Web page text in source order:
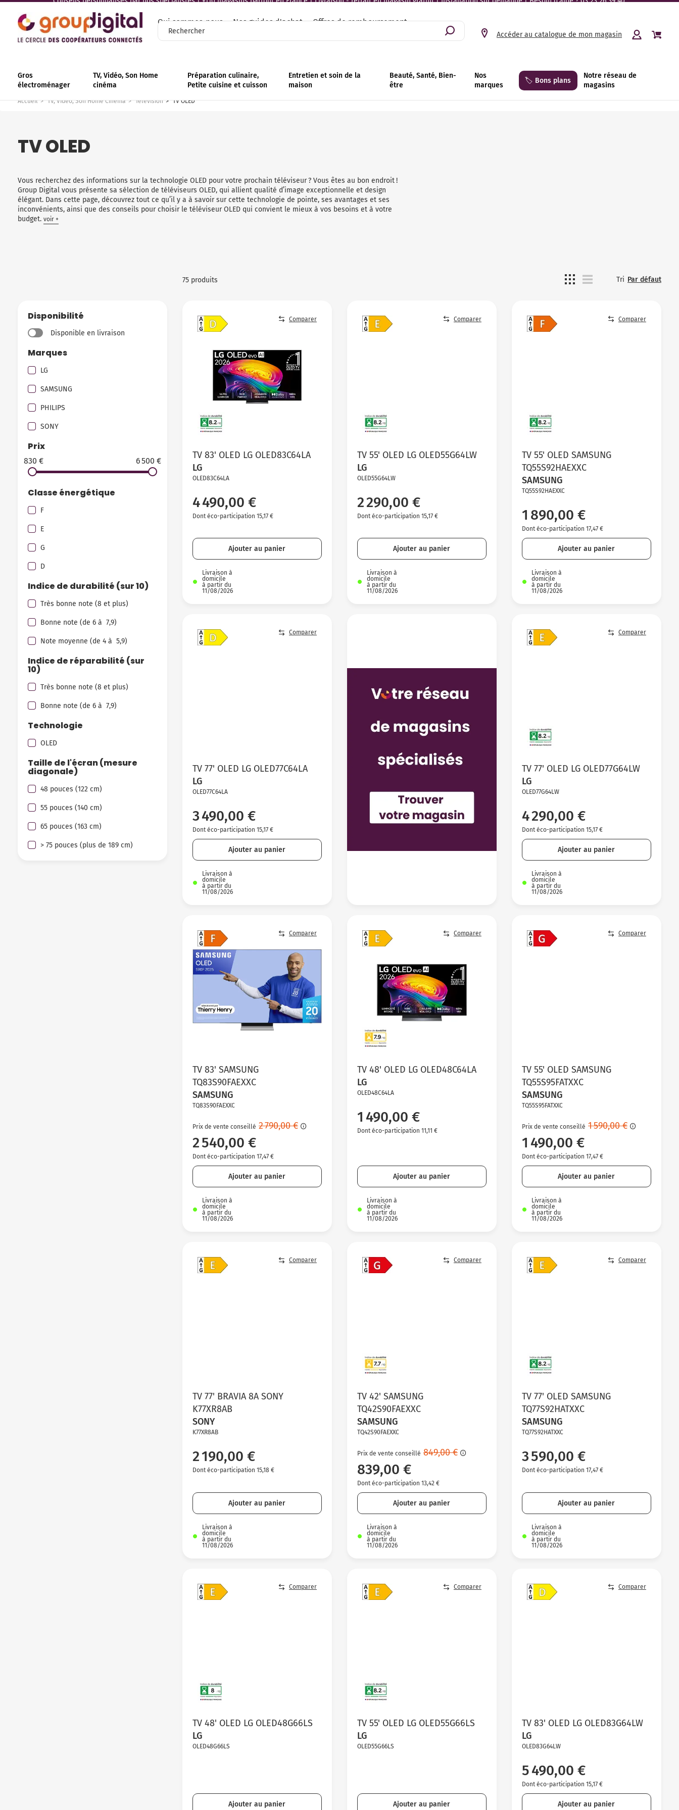
Qui sommes-nous Nos guides d'achat Offres de remboursement
Accéder au catalogue de mon magasin
Gros
électroménager
TV, Vidéo, Son Home
cinéma
Préparation culinaire,
Petite cuisine et cuisson
Entretien et soin de la
maison
Beauté, Santé, Bien-
être
Nos
marques
🏷️ Bons plans
Notre réseau de
magasins
Accueil TV, Vidéo, Son Home Cinéma Télévision TV OLED
TV OLED
Vous recherchez des informations sur la technologie OLED pour votre prochain téléviseur ? Vous êtes au bon endroit !
Group Digital vous présente sa sélection de téléviseurs OLED, qui allient qualité d’image exceptionnelle et design
élégant. Dans cette page, découvrez tout ce qu’il y a à savoir sur cette technologie de pointe, ses avantages et ses
inconvénients, ainsi que des conseils pour choisir le téléviseur OLED qui convient le mieux à vos besoins et à votre
budget. voir +
Disponibilité
Disponible en livraison
Marques
LG
SAMSUNG
PHILIPS
SONY
Prix
830 € 6 500 €
Classe énergétique
F
E
G
D
Indice de durabilité (sur 10)
Très bonne note (8 et plus)
Bonne note (de 6 à 7,9)
Note moyenne (de 4 à 5,9)
Indice de réparabilité (sur
10)
Très bonne note (8 et plus)
Bonne note (de 6 à 7,9)
Technologie
OLED
Taille de l'écran (mesure
diagonale)
48 pouces (122 cm)
55 pouces (140 cm)
65 pouces (163 cm)
> 75 pouces (plus de 189 cm)
75 produits Tri Par défaut
Comparer
TV 83' OLED LG OLED83C64LA
LG
OLED83C64LA
4 490,00 €
Dont éco-participation 15,17 €
Ajouter au panier
Livraison à
domicile
à partir du
11/08/2026
Comparer
TV 55' OLED LG OLED55G64LW
LG
OLED55G64LW
2 290,00 €
Dont éco-participation 15,17 €
Ajouter au panier
Livraison à
domicile
à partir du
11/08/2026
Comparer
TV 55' OLED SAMSUNG
TQ55S92HAEXXC
SAMSUNG
TQ55S92HAEXXC
1 890,00 €
Dont éco-participation 17,47 €
Ajouter au panier
Livraison à
domicile
à partir du
11/08/2026
Comparer
TV 77' OLED LG OLED77C64LA
LG
OLED77C64LA
3 490,00 €
Dont éco-participation 15,17 €
Ajouter au panier
Livraison à
domicile
à partir du
11/08/2026
Comparer
TV 77' OLED LG OLED77G64LW
LG
OLED77G64LW
4 290,00 €
Dont éco-participation 15,17 €
Ajouter au panier
Livraison à
domicile
à partir du
11/08/2026
Comparer
TV 83' SAMSUNG
TQ83S90FAEXXC
SAMSUNG
TQ83S90FAEXXC
Prix de vente conseillé 2 790,00 €
2 540,00 €
Dont éco-participation 17,47 €
Ajouter au panier
Livraison à
domicile
à partir du
11/08/2026
Comparer
TV 48' OLED LG OLED48C64LA
LG
OLED48C64LA
1 490,00 €
Dont éco-participation 11,11 €
Ajouter au panier
Livraison à
domicile
à partir du
11/08/2026
Comparer
TV 55' OLED SAMSUNG
TQ55S95FATXXC
SAMSUNG
TQ55S95FATXXC
Prix de vente conseillé 1 590,00 €
1 490,00 €
Dont éco-participation 17,47 €
Ajouter au panier
Livraison à
domicile
à partir du
11/08/2026
Comparer
TV 77' BRAVIA 8A SONY
K77XR8AB
SONY
K77XR8AB
2 190,00 €
Dont éco-participation 15,18 €
Ajouter au panier
Livraison à
domicile
à partir du
11/08/2026
Comparer
TV 42' SAMSUNG
TQ42S90FAEXXC
SAMSUNG
TQ42S90FAEXXC
Prix de vente conseillé 849,00 €
839,00 €
Dont éco-participation 13,42 €
Ajouter au panier
Livraison à
domicile
à partir du
11/08/2026
Comparer
TV 77' OLED SAMSUNG
TQ77S92HATXXC
SAMSUNG
TQ77S92HATXXC
3 590,00 €
Dont éco-participation 17,47 €
Ajouter au panier
Livraison à
domicile
à partir du
11/08/2026
Comparer
TV 48' OLED LG OLED48G66LS
LG
OLED48G66LS
Ajouter au panier
Comparer
TV 55' OLED LG OLED55G66LS
LG
OLED55G66LS
Ajouter au panier
Comparer
TV 83' OLED LG OLED83G64LW
LG
OLED83G64LW
5 490,00 €
Dont éco-participation 15,17 €
Ajouter au panier